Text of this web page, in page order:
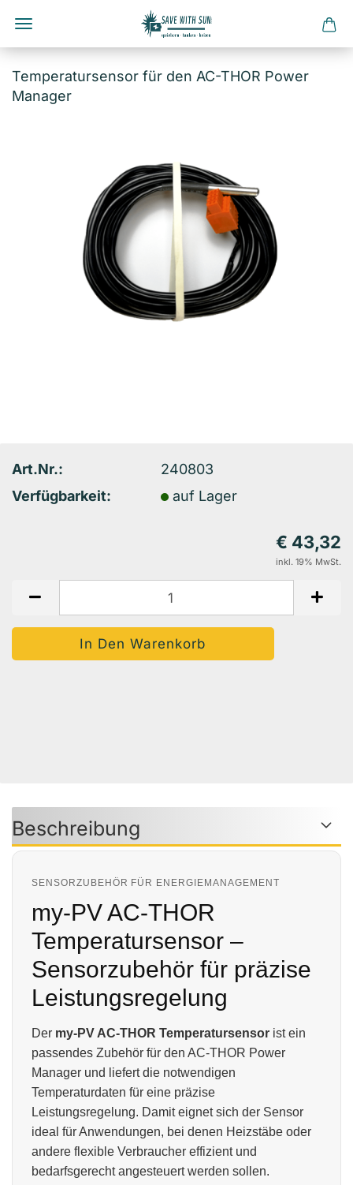
Direkt
zum
Hauptinhalt
Temperatursensor für den AC-THOR Power
Manager
Art.Nr.:
240803
Verfügbarkeit:
auf Lager
€ 43,32
inkl. 19% MwSt.
Beschreibung
SENSORZUBEHÖR FÜR ENERGIEMANAGEMENT
my-PV AC-THOR
Temperatursensor –
Sensorzubehör für präzise
Leistungsregelung
Der my-PV AC-THOR Temperatursensor ist ein
passendes Zubehör für den AC-THOR Power
Manager und liefert die notwendigen
Temperaturdaten für eine präzise
Leistungsregelung. Damit eignet sich der Sensor
ideal für Anwendungen, bei denen Heizstäbe oder
andere flexible Verbraucher effizient und
bedarfsgerecht angesteuert werden sollen.